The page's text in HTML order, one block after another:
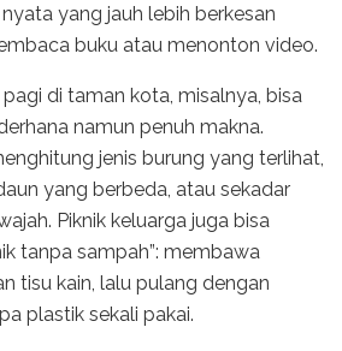
yang jauh lebih berkesan
buku atau menonton video.
di taman kota, misalnya, bisa
namun penuh makna.
jenis burung yang terlihat,
yang berbeda, atau sekadar
Piknik keluarga juga bisa
tanpa sampah”: membawa
tisu kain, lalu pulang dengan
plastik sekali pakai.